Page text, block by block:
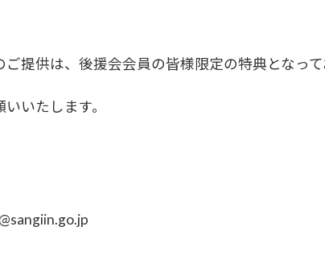
提供は、後援会会員の皆様限定の特典となって
いたします。